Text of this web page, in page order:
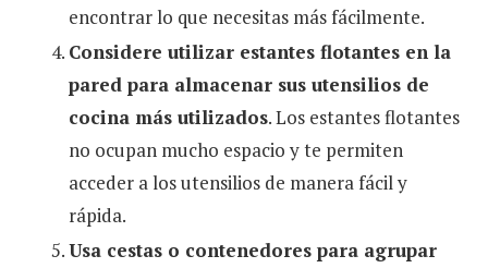
encontrar lo que necesitas más fácilmente.
Considere utilizar estantes flotantes en la
pared para almacenar sus utensilios de
cocina más utilizados. Los estantes flotantes
no ocupan mucho espacio y te permiten
acceder a los utensilios de manera fácil y
rápida.
Usa cestas o contenedores para agrupar